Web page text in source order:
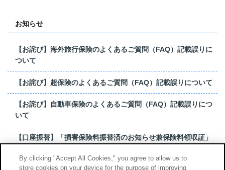
お知らせ
【お詫び】海外旅行保険のよくあるご質問（FAQ）記載誤りに
ついて
【お詫び】超保険のよくあるご質問（FAQ）記載誤りについて
【お詫び】自動車保険のよくあるご質問（FAQ）記載誤りにつ
いて
【口座振替】「損害保険料振替済のお知らせ兼保険料領収証」
By clicking "Accept All Cookies," you agree to allow us to
store cookies on your device for the purpose of improving